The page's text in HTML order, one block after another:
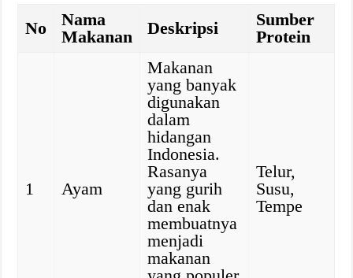
No
Nama
Makanan
Deskripsi
Sumber
Protein
1 Ayam
Makanan
yang banyak
digunakan
dalam
hidangan
Indonesia.
Rasanya
yang gurih
dan enak
membuatnya
menjadi
makanan
Telur,
Susu,
Tempe